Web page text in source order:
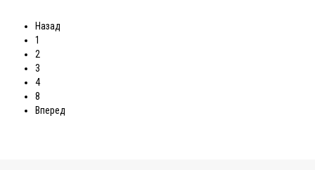
Назад
1
2
3
4
8
Вперед